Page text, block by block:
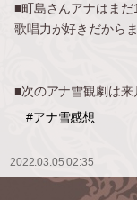
■町島さんアナはま
歌唱力が好きだから
■次のアナ雪観劇は来
#アナ雪感想
2022.03.05 02:35